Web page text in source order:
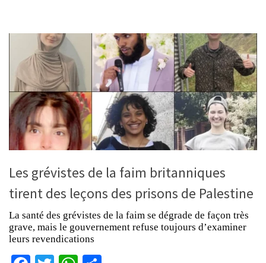
Les grévistes de la faim britanniques
tirent des leçons des prisons de Palestine
La santé des grévistes de la faim se dégrade de façon très
grave, mais le gouvernement refuse toujours d’examiner
leurs revendications